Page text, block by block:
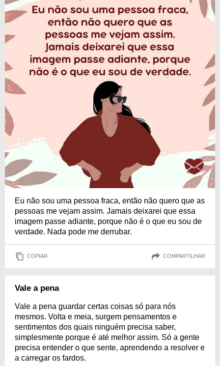
Eu não sou uma pessoa fraca, então não quero que as
pessoas me vejam assim. Jamais deixarei que essa
imagem passe adiante, porque não é o que eu sou de
verdade. Nada pode me derrubar.
COPIAR COMPARTILHAR
Vale a pena
Vale a pena guardar certas coisas só para nós
mesmos. Volta e meia, surgem pensamentos e
sentimentos dos quais ninguém precisa saber,
simplesmente porque é até melhor assim. Só a gente
precisa entender o que sente, aprendendo a resolver e
a carregar os fardos.